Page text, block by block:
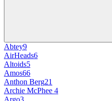
Abtey9
AirHeads6
Altoids5
Amos66
Anthon Berg21
Archie McPhee 4
Argo3